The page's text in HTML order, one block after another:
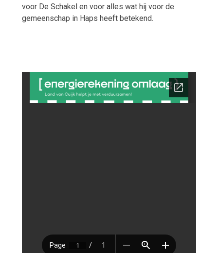
voor De Schakel en voor alles wat hij voor de
gemeenschap in Haps heeft betekend.